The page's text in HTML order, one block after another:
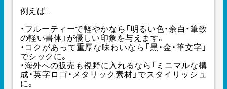
例えば…
・フルーティーで軽やかなら「明るい色・余白・筆致
の軽い書体」が優しい印象を与えます。
・コクがあって重厚な味わいなら「黒・金・筆文字」
でシックに。
・海外への販売も視野に入れるなら「ミニマルな構
成・英字ロゴ・メタリック素材」でスタイリッシュ
に。